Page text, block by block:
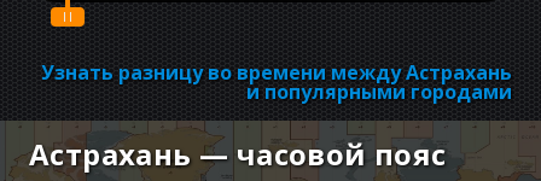
Узнать разницу во времени между Астрахань
и популярными городами
Астрахань — часовой пояс